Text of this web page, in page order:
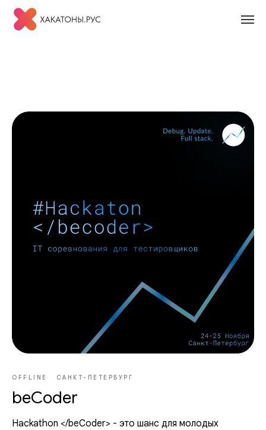
OFFLINE САНКТ-ПЕТЕРБУРГ
beCoder
Hackathon </beCoder> - это шанс для молодых